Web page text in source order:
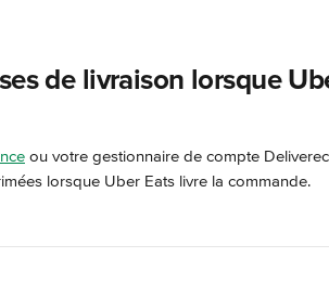
de livraison lorsque
ou votre gestionnaire de compte
lorsque Uber Eats livre la commande.